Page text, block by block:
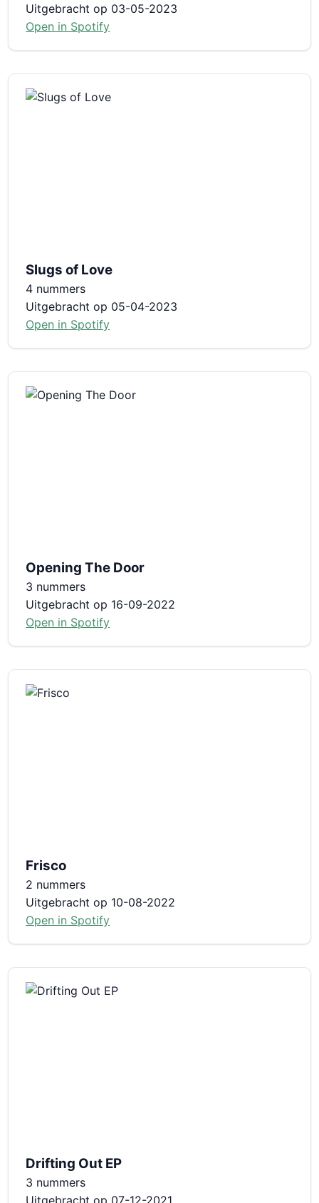
Uitgebracht op 03-05-2023
Open in Spotify
Slugs of Love
4 nummers
Uitgebracht op 05-04-2023
Open in Spotify
Opening The Door
3 nummers
Uitgebracht op 16-09-2022
Open in Spotify
Frisco
2 nummers
Uitgebracht op 10-08-2022
Open in Spotify
Drifting Out EP
3 nummers
Uitgebracht op 07-12-2021